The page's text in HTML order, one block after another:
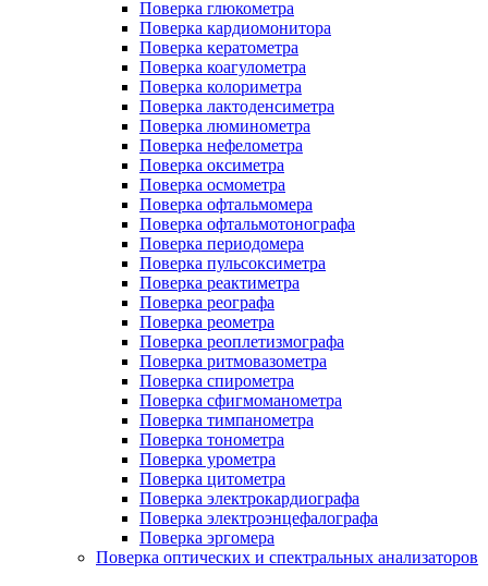
Поверка глюкометра
Поверка кардиомонитора
Поверка кератометра
Поверка коагулометра
Поверка колориметра
Поверка лактоденсиметра
Поверка люминометра
Поверка нефелометра
Поверка оксиметра
Поверка осмометра
Поверка офтальмомера
Поверка офтальмотонографа
Поверка периодомера
Поверка пульсоксиметра
Поверка реактиметра
Поверка реографа
Поверка реометра
Поверка реоплетизмографа
Поверка ритмовазометра
Поверка спирометра
Поверка сфигмоманометра
Поверка тимпанометра
Поверка тонометра
Поверка урометра
Поверка цитометра
Поверка электрокардиографа
Поверка электроэнцефалографа
Поверка эргомера
Поверка оптических и спектральных анализаторов